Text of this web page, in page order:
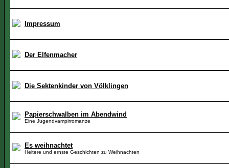
Impressum
Der Elfenmacher
Die Sektenkinder von Völklingen
Papierschwalben im Abendwind
Eine Jugendvampirromanze
Es weihnachtet
Heitere und ernste Geschichten zu Weihnachten